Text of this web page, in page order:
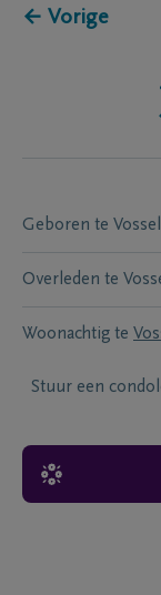
← Vorige
Geboren te
Overleden te
Woonachtig te
Stuur een